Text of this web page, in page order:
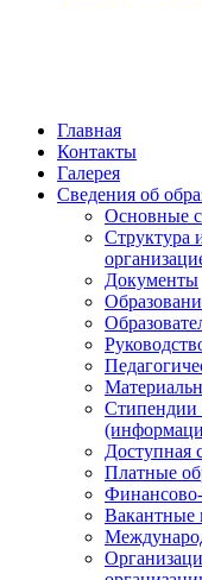
Главная
Контакты
Галерея
Сведения об
Основные
Структура
Документы
Стипендии
Доступная
Платные
Финансово-
Вакантные